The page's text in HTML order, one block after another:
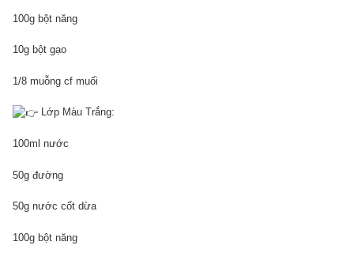
100g bột năng
10g bột gạo
1/8 muỗng cf muối
Lớp Màu Trắng:
100ml nước
50g đường
50g nước cốt dừa
100g bột năng